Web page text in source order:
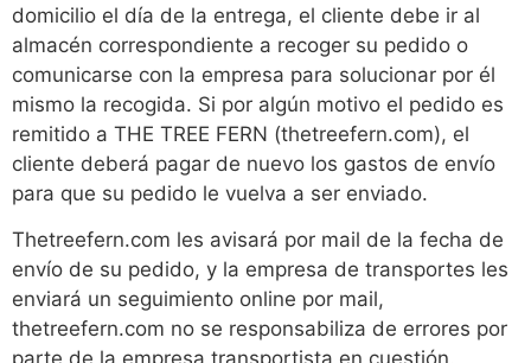
domicilio el día de la entrega, el cliente debe ir al
almacén correspondiente a recoger su pedido o
comunicarse con la empresa para solucionar por él
mismo la recogida. Si por algún motivo el pedido es
remitido a THE TREE FERN (thetreefern.com), el
cliente deberá pagar de nuevo los gastos de envío
para que su pedido le vuelva a ser enviado.
Thetreefern.com les avisará por mail de la fecha de
envío de su pedido, y la empresa de transportes les
enviará un seguimiento online por mail,
thetreefern.com no se responsabiliza de errores por